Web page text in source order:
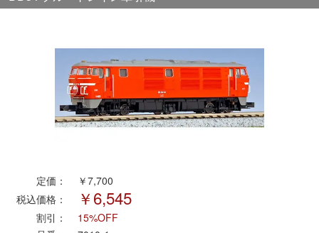
トミーテック
マイクロエース
タカラトミー（プラレール）
ポポンデッタ
定価：
￥7,700
税込価格：
￥6,545
割引：
15%OFF